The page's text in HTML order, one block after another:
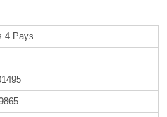
4 Pays